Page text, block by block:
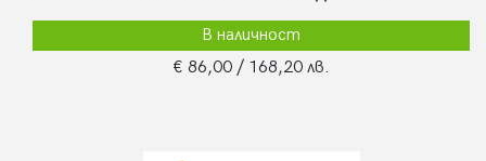
В наличност
€ 86,00 / 168,20 лв.